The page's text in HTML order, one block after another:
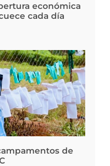
económica
cada día
de